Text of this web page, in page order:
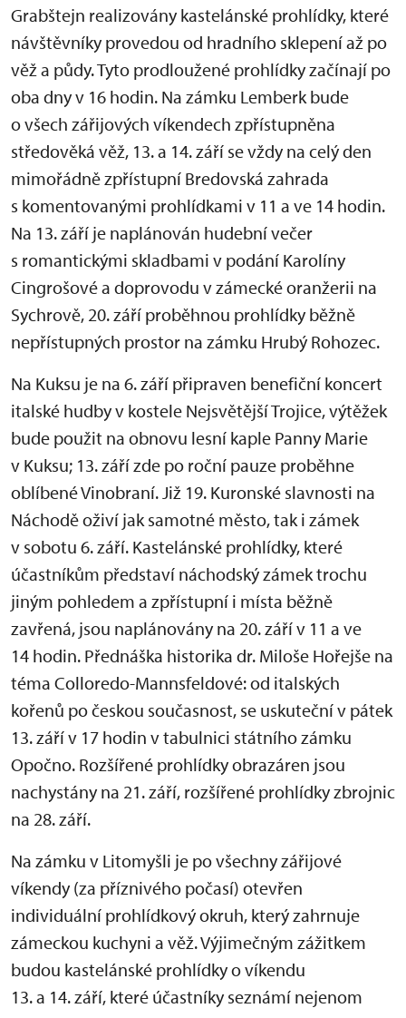
Grabštejn realizovány kastelánské prohlídky, které
návštěvníky provedou od hradního sklepení až po
věž a půdy. Tyto prodloužené prohlídky začínají po
oba dny v 16 hodin. Na zámku Lemberk bude
o všech zářijových víkendech zpřístupněna
středověká věž, 13. a 14. září se vždy na celý den
mimořádně zpřístupní Bredovská zahrada
s komentovanými prohlídkami v 11 a ve 14 hodin.
Na 13. září je naplánován hudební večer
s romantickými skladbami v podání Karolíny
Cingrošové a doprovodu v zámecké oranžerii na
Sychrově, 20. září proběhnou prohlídky běžně
nepřístupných prostor na zámku Hrubý Rohozec.
Na Kuksu je na 6. září připraven benefiční koncert
italské hudby v kostele Nejsvětější Trojice, výtěžek
bude použit na obnovu lesní kaple Panny Marie
v Kuksu; 13. září zde po roční pauze proběhne
oblíbené Vinobraní. Již 19. Kuronské slavnosti na
Náchodě oživí jak samotné město, tak i zámek
v sobotu 6. září. Kastelánské prohlídky, které
účastníkům představí náchodský zámek trochu
jiným pohledem a zpřístupní i místa běžně
zavřená, jsou naplánovány na 20. září v 11 a ve
14 hodin. Přednáška historika dr. Miloše Hořejše na
téma Colloredo-Mannsfeldové: od italských
kořenů po českou současnost, se uskuteční v pátek
13. září v 17 hodin v tabulnici státního zámku
Opočno. Rozšířené prohlídky obrazáren jsou
nachystány na 21. září, rozšířené prohlídky zbrojnic
na 28. září.
Na zámku v Litomyšli je po všechny zářijové
víkendy (za příznivého počasí) otevřen
individuální prohlídkový okruh, který zahrnuje
zámeckou kuchyni a věž. Výjimečným zážitkem
budou kastelánské prohlídky o víkendu
13. a 14. září, které účastníky seznámí nejenom